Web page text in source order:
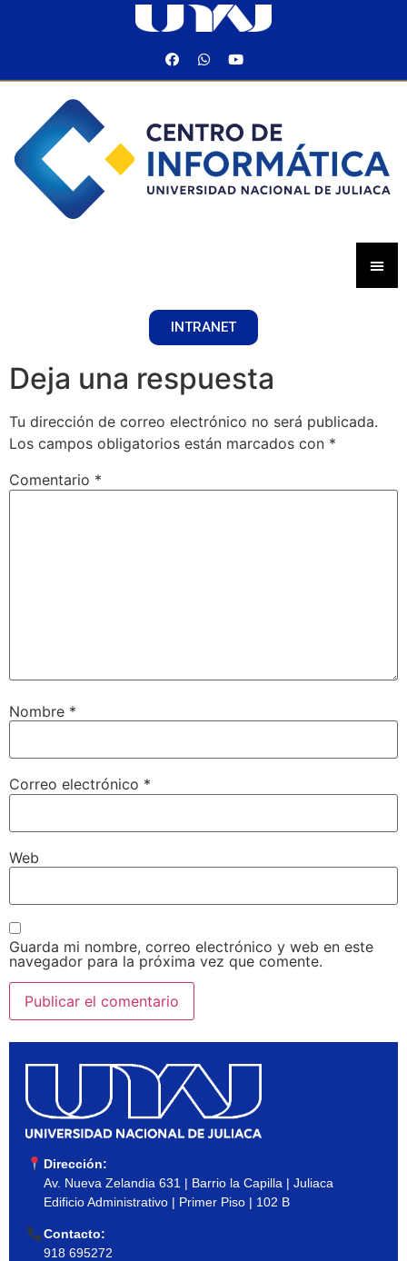
INTRANET
Deja una respuesta
Tu dirección de correo electrónico no será publicada.
Los campos obligatorios están marcados con *
Comentario *
Nombre *
Correo electrónico *
Web
Guarda mi nombre, correo electrónico y web en este
navegador para la próxima vez que comente.
Dirección:
Av. Nueva Zelandia 631 | Barrio la Capilla | Juliaca
Edificio Administrativo | Primer Piso | 102 B
Contacto:
918 695272